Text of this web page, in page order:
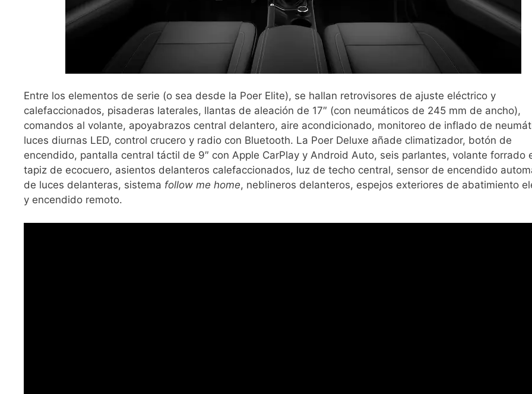
Entre los elementos de serie (o sea desde la Poer Elite), se hallan retrovisores de ajuste eléctrico y
calefaccionados, pisaderas laterales, llantas de aleación de 17″ (con neumáticos de 245 mm de ancho),
comandos al volante, apoyabrazos central delantero, aire acondicionado, monitoreo de inflado de
luces diurnas LED, control crucero y radio con Bluetooth. La Poer Deluxe añade climatizador, botón de
encendido, pantalla central táctil de 9″ con Apple CarPlay y Android Auto, seis parlantes, volante forrado
tapiz de ecocuero, asientos delanteros calefaccionados, luz de techo central, sensor de encendido
de luces delanteras, sistema follow me home, neblineros delanteros, espejos exteriores de abatimiento
y encendido remoto.